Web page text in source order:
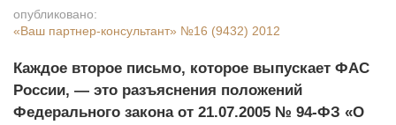
опубликовано:
«Ваш партнер-консультант» №16 (9432) 2012
Каждое второе письмо, которое выпускает ФАС
России, — это разъяснения положений
Федерального закона от 21.07.2005 № 94-ФЗ «О